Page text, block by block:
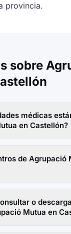
provincia.
sobre
médicas
en Castellón?
de Agrupació
o
Mutua en